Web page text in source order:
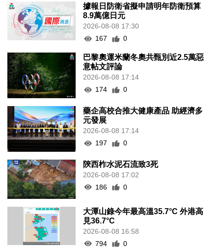
據報日防衛省擬申請明年防衛預算
8.9萬億日元
2026-08-08 17:30
167
0
巴黎奧運米蘭冬奧共甄別近2.5萬惡
意帖文評論
2026-08-08 17:14
174
0
藥企高校合推大健康產品 助經濟多
元發展
2026-08-08 17:14
197
0
陝西柞水泥石流致3死
2026-08-08 17:02
186
0
大潭山錄今年最高溫35.7°C 外港高
見36.7°C
2026-08-08 16:58
794
0